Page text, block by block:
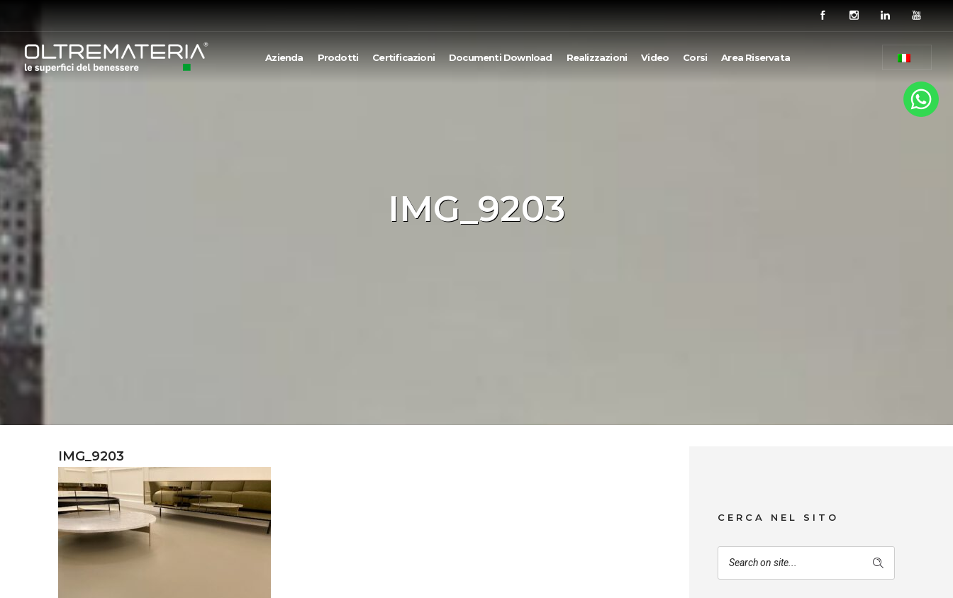
Azienda Prodotti Certificazioni Documenti Download Realizzazioni Video Corsi Area Riservata
IMG_9203
IMG_9203
CERCA NEL SITO